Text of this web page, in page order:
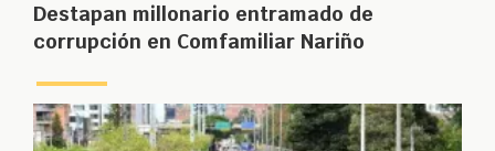
Destapan millonario entramado de
corrupción en Comfamiliar Nariño